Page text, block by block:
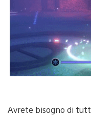
Avrete bisogno di